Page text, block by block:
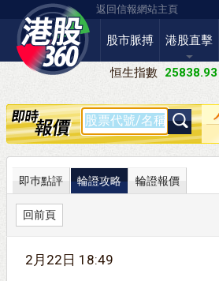
返回信報網站主頁
股市脈搏 港股直擊
恒生指數 25838.93
即巿點評 輪證攻略 輪證報價
回前頁
2月22日 18:49